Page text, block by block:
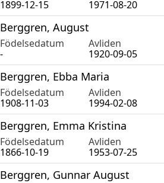
1899-12-15
1971-08-20
Berggren, August
Födelsedatum Avliden
-
1920-09-05
Berggren, Ebba Maria
Födelsedatum Avliden
1908-11-03
1994-02-08
Berggren, Emma Kristina
Födelsedatum Avliden
1866-10-19
1953-07-25
Berggren, Gunnar August